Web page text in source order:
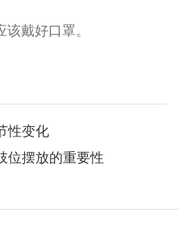
戴好口罩。
性变化
位摆放的重要性